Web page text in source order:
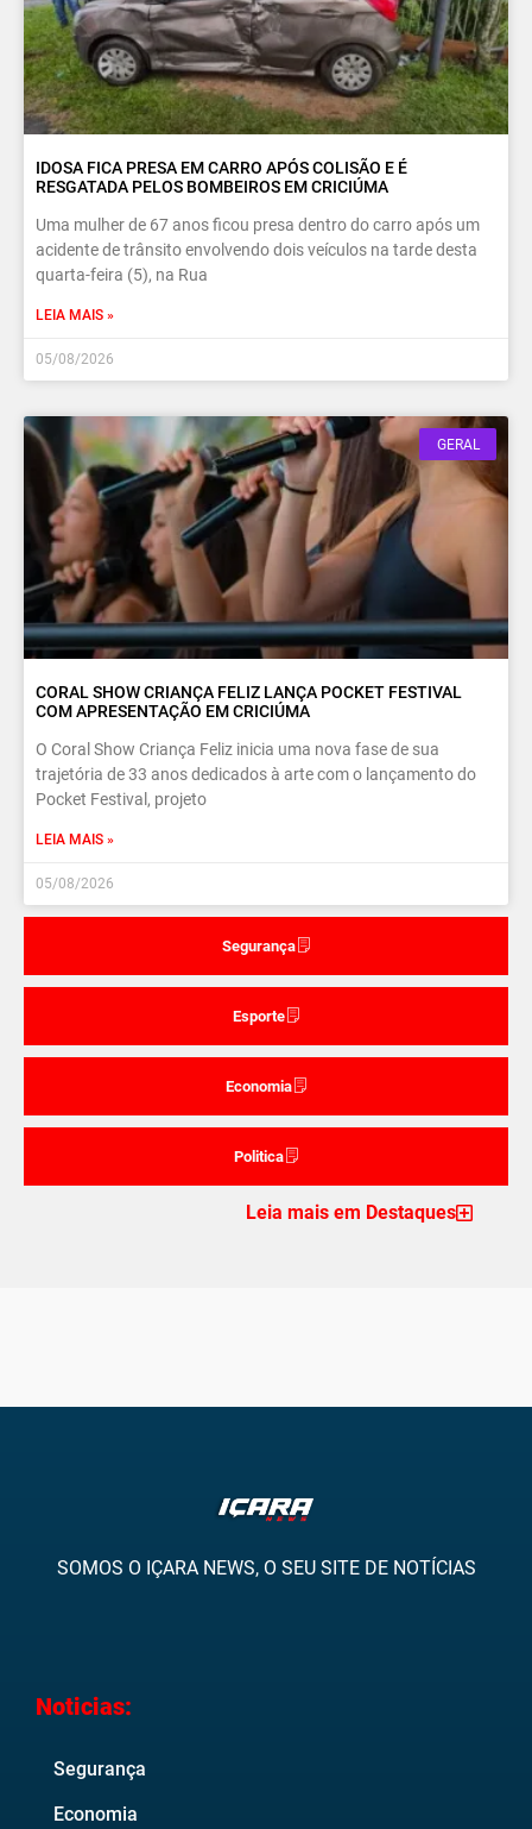
Segurança
Esporte
Economia
Politica
IDOSA FICA PRESA EM CARRO APÓS COLISÃO E É
RESGATADA PELOS BOMBEIROS EM CRICIÚMA
Uma mulher de 67 anos ficou presa dentro do carro após um
acidente de trânsito envolvendo dois veículos na tarde desta
quarta-feira (5), na Rua
LEIA MAIS »
05/08/2026
GERAL
CORAL SHOW CRIANÇA FELIZ LANÇA POCKET FESTIVAL
COM APRESENTAÇÃO EM CRICIÚMA
O Coral Show Criança Feliz inicia uma nova fase de sua
trajetória de 33 anos dedicados à arte com o lançamento do
Pocket Festival, projeto
LEIA MAIS »
05/08/2026
Leia mais em Destaques
SOMOS O IÇARA NEWS, O SEU SITE DE NOTÍCIAS
Noticias:
Segurança
Economia